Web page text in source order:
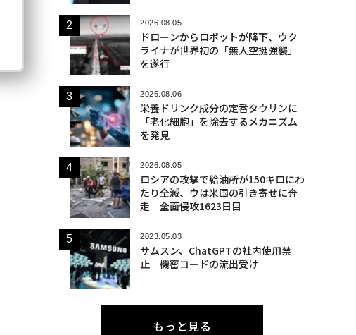
2026.08.05
ドローンからロボットが降下、ウク
ライナが世界初の「無人空挺強襲」
を遂行
2026.08.06
栄養ドリンク成分の定番タウリンに
「老化細胞」を除去するメカニズム
を発見
2026.08.05
ロシアの攻撃で給油所が150キロにわ
たり全滅、ウは米国の引き寄せに奔
走 全面侵攻1623日目
2023.05.03
サムスン、ChatGPTの社内使用禁
止 機密コードの流出受け
もっと見る